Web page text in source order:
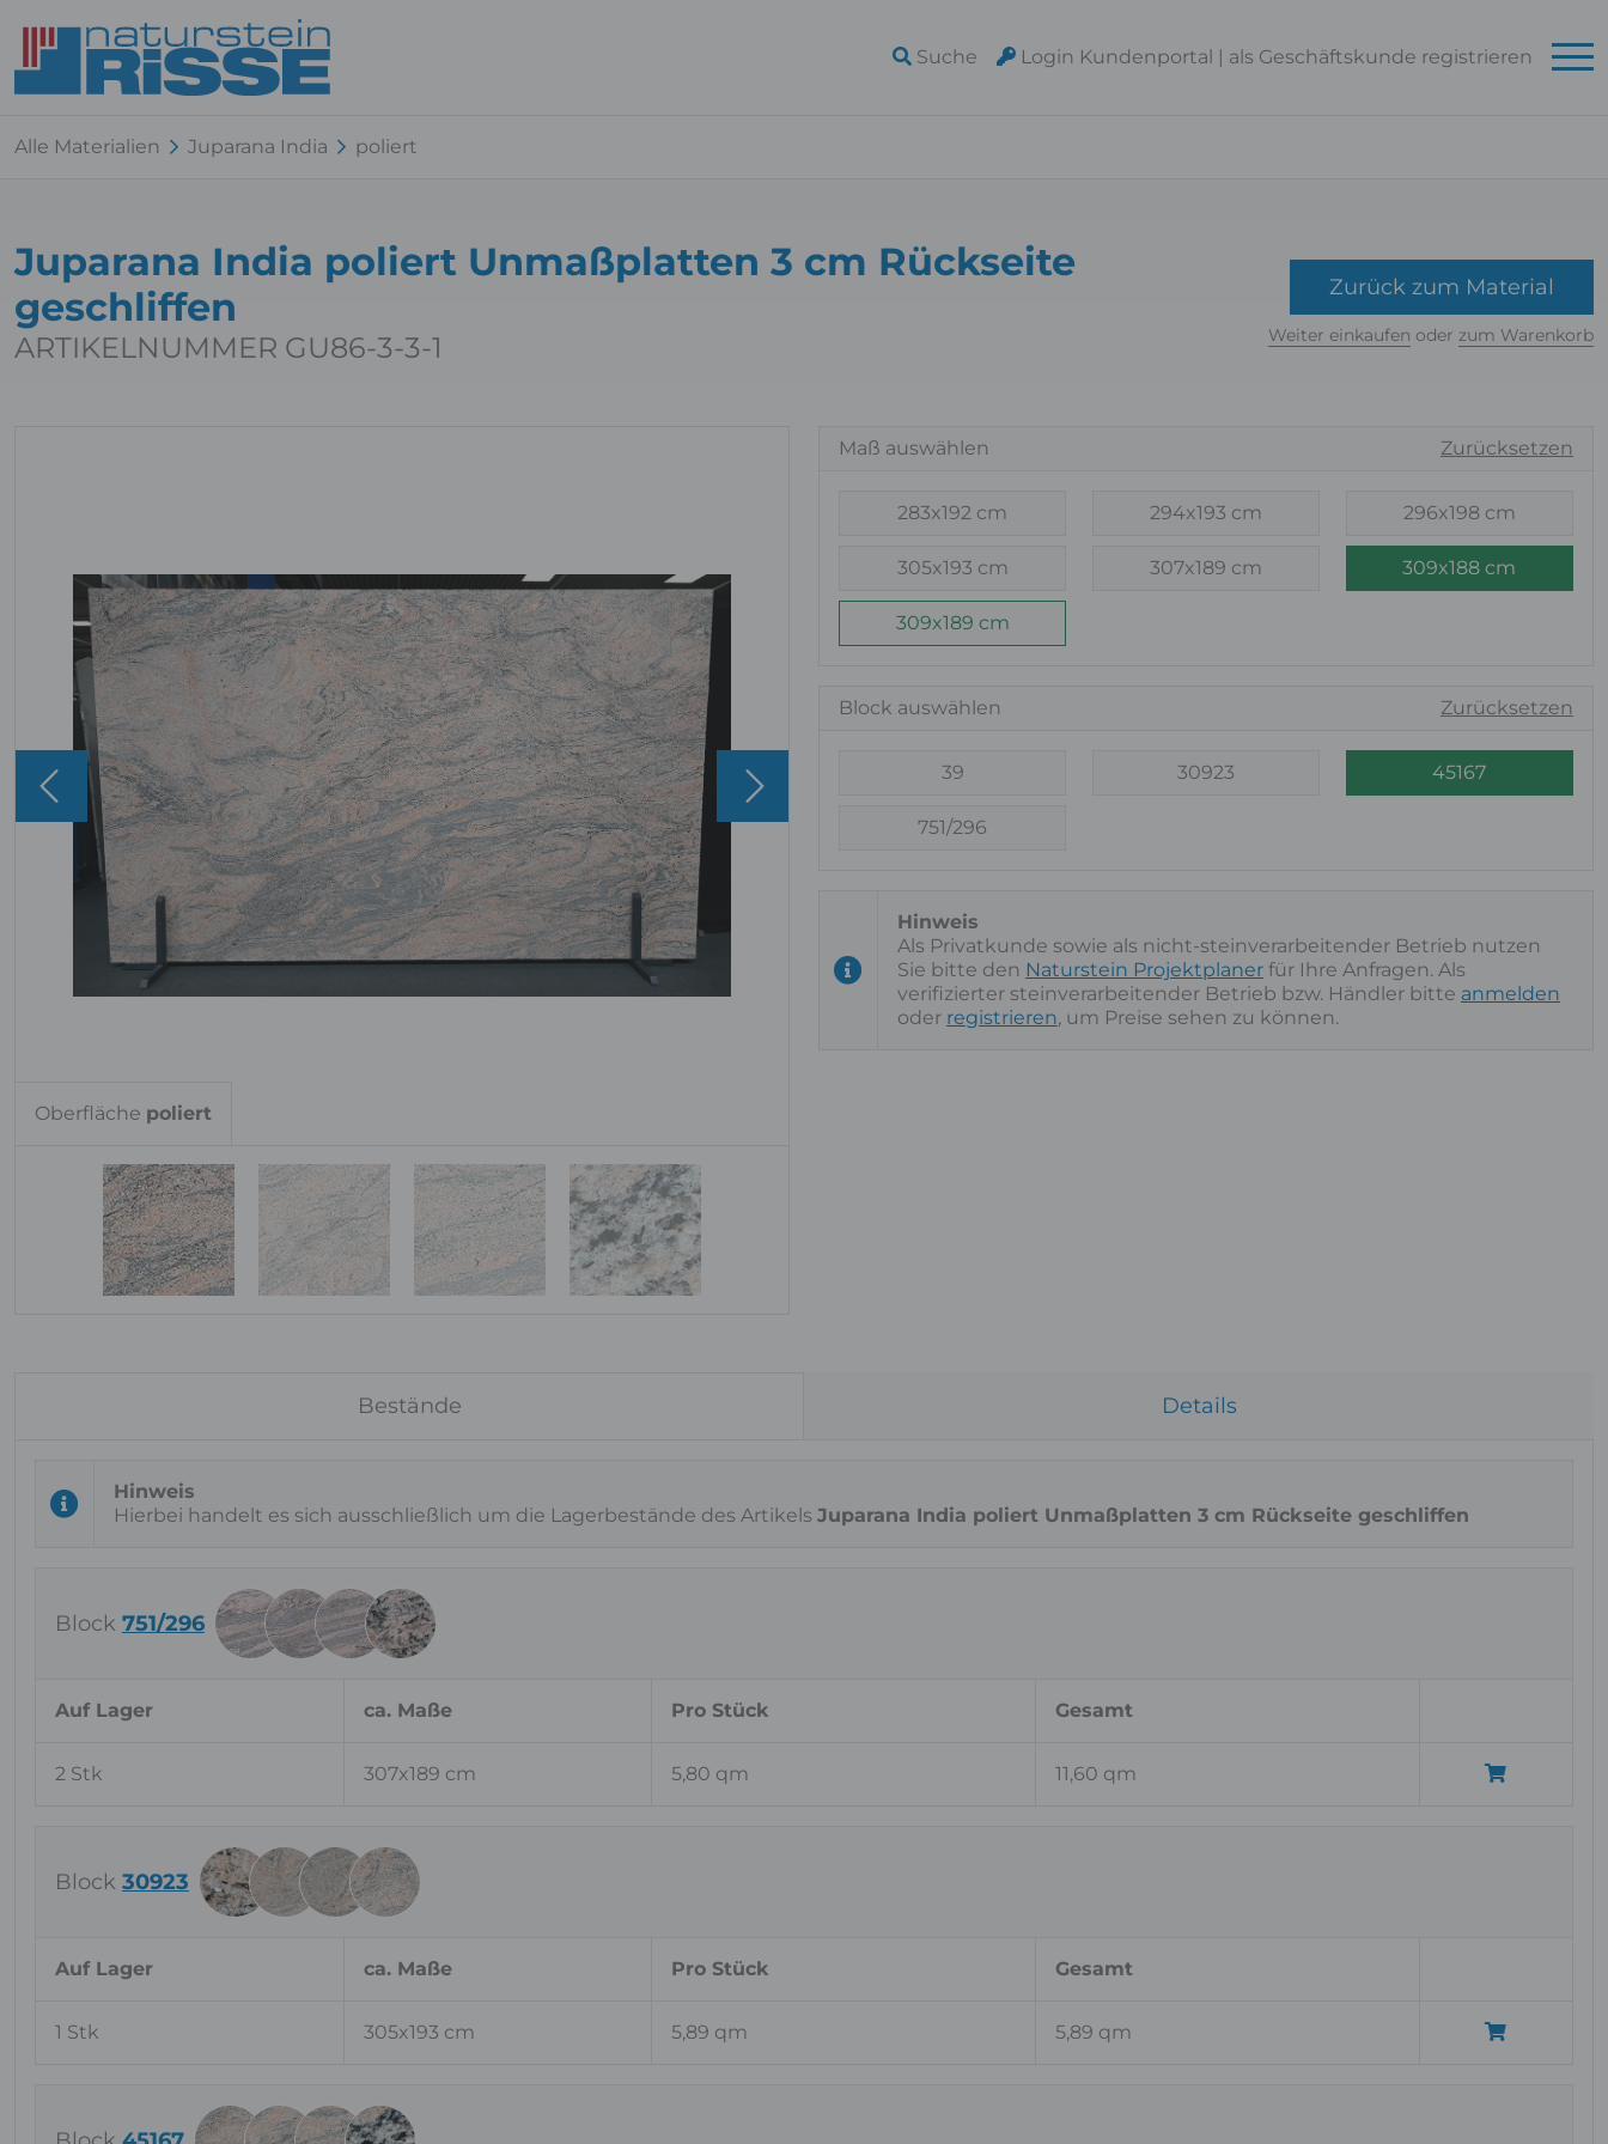
Suche Login Kundenportal | als Geschäftskunde registrieren
Alle Materialien Juparana India poliert
Juparana India poliert Unmaßplatten 3 cm Rückseite
geschliffen
ARTIKELNUMMER GU86-3-3-1
Zurück zum Material
Weiter einkaufen oder zum Warenkorb
Oberfläche poliert
Maß auswählen Zurücksetzen
283x192 cm 294x193 cm 296x198 cm
305x193 cm 307x189 cm 309x188 cm
309x189 cm
Block auswählen Zurücksetzen
39 30923 45167
751/296
Als Privatkunde sowie als nicht-steinverarbeitender Betrieb nutzen
Sie bitte den Naturstein Projektplaner für Ihre Anfragen. Als
verifizierter steinverarbeitender Betrieb bzw. Händler bitte anmelden
oder registrieren, um Preise sehen zu können.
Bestände Details
Hierbei handelt es sich ausschließlich um die Lagerbestände des Artikels Juparana India poliert Unmaßplatten 3 cm Rückseite geschliffen
Block 751/296
Auf Lager ca. Maße Pro Stück Gesamt
2 Stk 307x189 cm 5,80 qm 11,60 qm
Block 30923
Auf Lager ca. Maße Pro Stück Gesamt
1 Stk 305x193 cm 5,89 qm 5,89 qm